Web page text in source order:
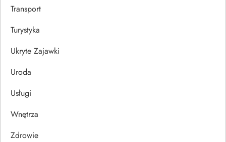
Transport
Turystyka
Ukryte Zajawki
Uroda
Usługi
Wnętrza
Zdrowie